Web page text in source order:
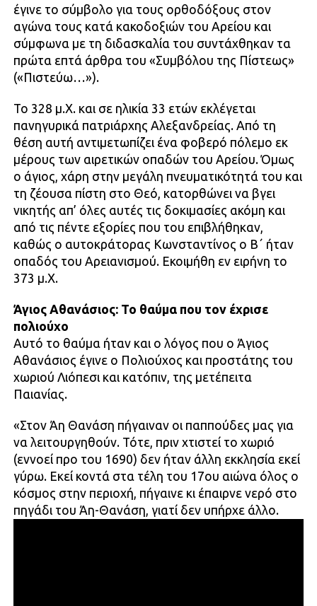
έγινε το σύμβολο για τους ορθοδόξους στον
αγώνα τους κατά κακοδοξιών του Αρείου και
σύμφωνα με τη διδασκαλία του συντάχθηκαν τα
πρώτα επτά άρθρα του «Συμβόλου της Πίστεως»
(«Πιστεύω…»).
Το 328 μ.Χ. και σε ηλικία 33 ετών εκλέγεται
πανηγυρικά πατριάρχης Αλεξανδρείας. Από τη
θέση αυτή αντιμετωπίζει ένα φοβερό πόλεμο εκ
μέρους των αιρετικών οπαδών του Αρείου. Όμως
ο άγιος, χάρη στην μεγάλη πνευματικότητά του και
τη ζέουσα πίστη στο Θεό, κατορθώνει να βγει
νικητής απ’ όλες αυτές τις δοκιμασίες ακόμη και
από τις πέντε εξορίες που του επιβλήθηκαν,
καθώς ο αυτοκράτορας Κωνσταντίνος ο Β΄ ήταν
οπαδός του Αρειανισμού. Εκοιμήθη εν ειρήνη το
373 μ.Χ.
Άγιος Αθανάσιος: Το θαύμα που τον έχρισε
πολιούχο
Αυτό το θαύμα ήταν και ο λόγος που ο Άγιος
Αθανάσιος έγινε ο Πολιούχος και προστάτης του
χωριού Λιόπεσι και κατόπιν, της μετέπειτα
Παιανίας.
«Στον Άη Θανάση πήγαιναν οι παππούδες μας για
να λειτουργηθούν. Τότε, πριν χτιστεί το χωριό
(εννοεί προ του 1690) δεν ήταν άλλη εκκλησία εκεί
γύρω. Εκεί κοντά στα τέλη του 17ου αιώνα όλος ο
κόσμος στην περιοχή, πήγαινε κι έπαιρνε νερό στο
πηγάδι του Άη-Θανάση, γιατί δεν υπήρχε άλλο.